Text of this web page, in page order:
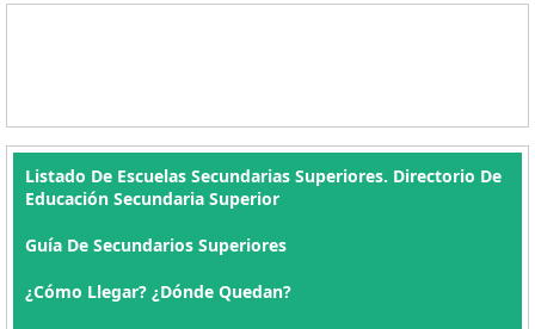
Listado De Escuelas Secundarias Superiores. Directorio De
Educación Secundaria Superior
Guía De Secundarios Superiores
¿Cómo Llegar? ¿Dónde Quedan?